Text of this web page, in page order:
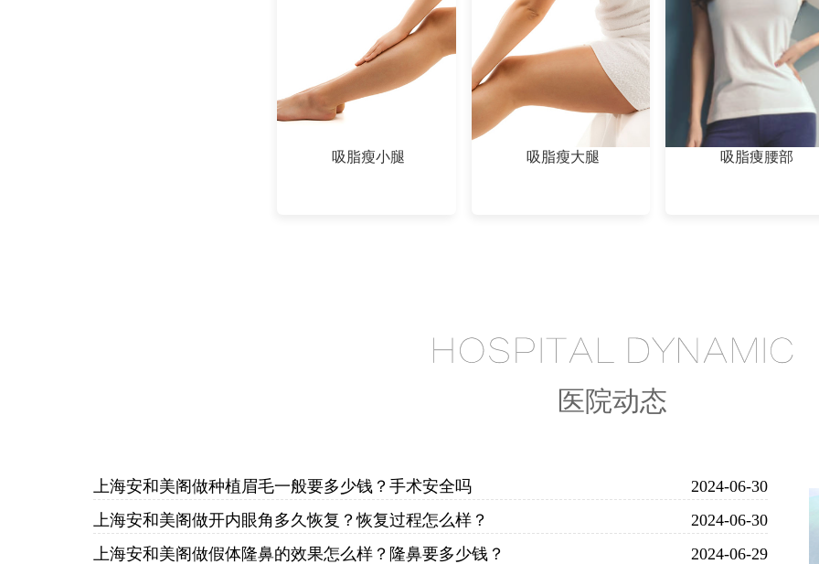
吸脂瘦小腿 吸脂瘦大腿 吸脂痩腰部
医院动态
上海安和美阁做种植眉毛一般要多少钱？手术安全吗
2024-06-30
上海安和美阁做开内眼角多久恢复？恢复过程怎么样？
2024-06-30
上海安和美阁做假体隆鼻的效果怎么样？隆鼻要多少钱？
2024-06-29